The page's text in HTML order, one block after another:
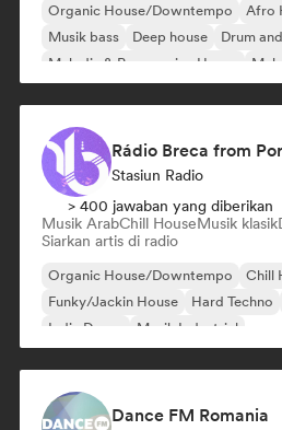
Organic House/Downtempo
Afro
Musik bass
Deep house Drum
Melodic & Progressive House
Rádio Breca from
Stasiun Radio
> 400 jawaban yang diberikan
Musik ArabChill HouseMusik klasik
Siarkan artis di radio
Organic House/Downtempo Chill
Funky/Jackin House
Hard Techno
Indie Dance
Musik Industrial
Dance FM Romania